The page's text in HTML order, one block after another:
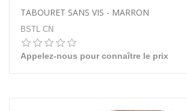
TABOURET SANS VIS - MARRON
BSTL CN
Appelez-nous pour connaître le prix